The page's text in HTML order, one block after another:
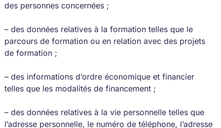
des personnes concernées ;
– des données relatives à la formation telles que le
parcours de formation ou en relation avec des projets
de formation ;
– des informations d’ordre économique et financier
telles que les modalités de financement ;
– des données relatives à la vie personnelle telles que
l’adresse personnelle, le numéro de téléphone, l’adresse